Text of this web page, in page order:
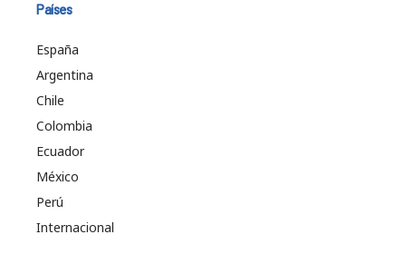
Países
España
Argentina
Chile
Colombia
Ecuador
México
Perú
Internacional